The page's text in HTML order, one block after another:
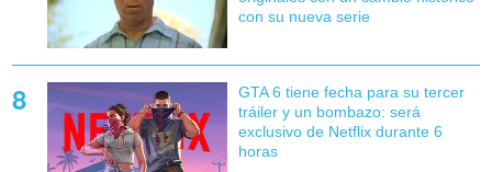
con su nueva serie
GTA 6 tiene fecha para su tercer
tráiler y un bombazo: será
exclusivo de Netflix durante 6
horas